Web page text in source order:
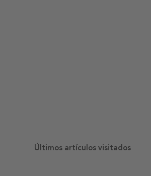
Últimos artículos visitados